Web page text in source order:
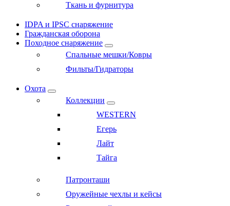
Ткань и фурнитура
IDPA и IPSC снаряжение
Гражданская оборона
Походное снаряжение
Спальные мешки/Ковры
Фильты/Гидраторы
Охота
Коллекции
WESTERN
Егерь
Лайт
Тайга
Патронташи
Оружейные чехлы и кейсы